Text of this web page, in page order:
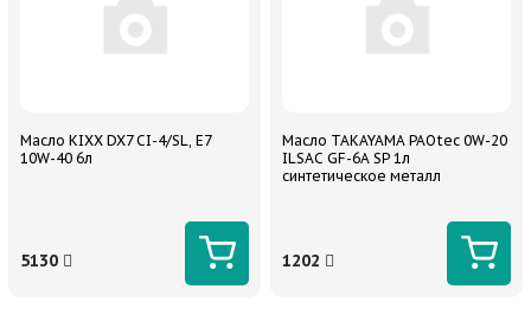
Масло KIXX DX7 CI-4/SL, E7
10W-40 6л
5130
Масло TAKAYAMA PAOtec 0W-20
ILSAC GF-6A SP 1л
синтетическое металл
1202